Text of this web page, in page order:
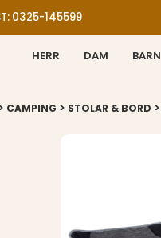
0325-145599
HERR DAM BARN
CAMPING > STOLAR & BORD >